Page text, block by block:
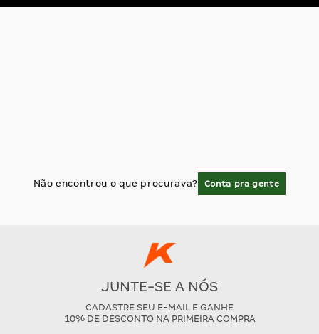
Não encontrou o que procurava? Conta pra gente
JUNTE-SE A NÓS
CADASTRE SEU E-MAIL E GANHE
10% DE DESCONTO NA PRIMEIRA COMPRA